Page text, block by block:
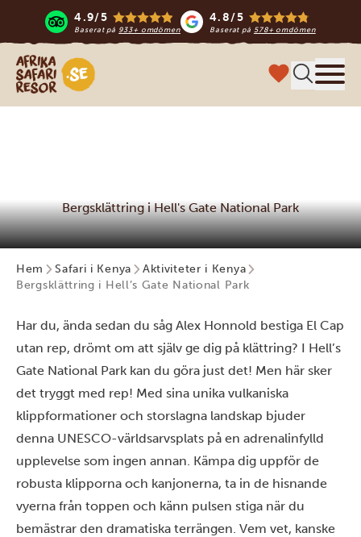
4.9/5
Baserat på 933+ omdömen
4.8/5
Baserat på 578+ omdömen
Safari-resor i Afrika
Bergsklättring i Hell's Gate National Park
Hem Safari i Kenya
Aktiviteter i Kenya
Bergsklättring i Hell’s Gate National Park
Har du, ända sedan du såg Alex Honnold bestiga El Cap
utan rep, drömt om att själv ge dig på klättring? I Hell’s
Gate National Park kan du göra just det! Men här sker
det tryggt med rep! Med sina unika vulkaniska
klippformationer och storslagna landskap bjuder
denna UNESCO-världsarvsplats på en adrenalinfylld
upplevelse som ingen annan. Kämpa dig uppför de
robusta klipporna och kanjonerna, ta in de hisnande
vyerna från toppen och känn pulsen stiga när du
bemästrar den dramatiska terrängen. Vem vet, kanske